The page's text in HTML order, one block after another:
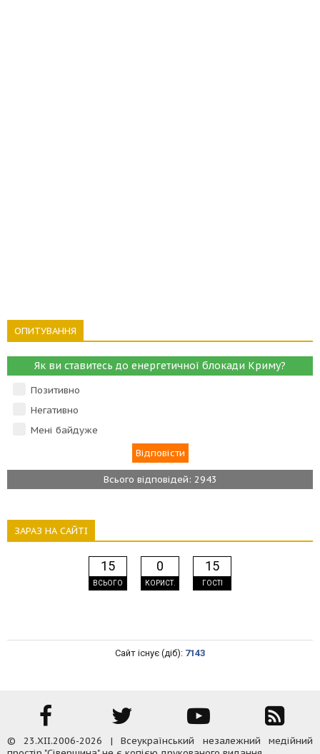
ОПИТУВАННЯ
Як ви ставитесь до енергетичної блокади Криму?
Позитивно
Негативно
Мені байдуже
Всього відповідей: 2943
ЗАРАЗ НА САЙТІ
15
ВСЬОГО
0
КОРИСТ.
15
ГОСТІ
Сайт існує (діб): 7143
© 23.XII.2006-2026 | Всеукраїнський незалежний медійний